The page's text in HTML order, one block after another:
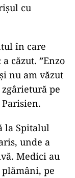
cu
în care
căzut. ”Enzo
nu am văzut
pe
la Spitalul
unde a
Medici au
pe